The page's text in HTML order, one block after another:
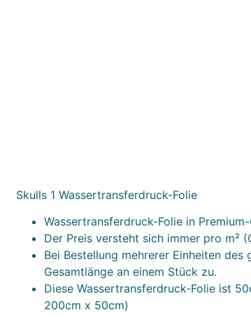
Skulls 1 Wassertransferdruck-Folie
Wassertransferdruck-Folie in
Der Preis versteht sich immer pro m²
Bei Bestellung mehrerer Einheiten
Gesamtlänge an einem Stück zu.
Diese Wassertransferdruck-Folie ist
200cm x 50cm)